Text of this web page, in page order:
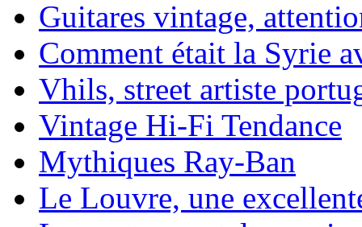
Guitares vintage,
Comment était la Syrie
Vhils, street artiste
Vintage Hi-Fi Tendance
Mythiques Ray-Ban
Le Louvre, une